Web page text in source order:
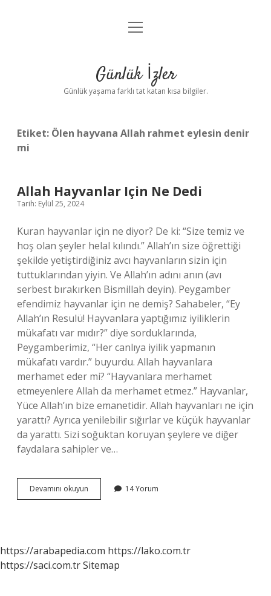
Anasayfa
Yasal Uyarı
menüyü
Günlük İzler
Günlük yaşama farklı tat katan kısa bilgiler.
Etiket: Ölen hayvana Allah rahmet eylesin denir
mi
Allah Hayvanlar Için Ne Dedi
Tarih: Eylül 25, 2024
Kuran hayvanlar için ne diyor? De ki: “Size temiz ve
hoş olan şeyler helal kılındı.” Allah’ın size öğrettiği
şekilde yetiştirdiğiniz avcı hayvanların sizin için
tuttuklarından yiyin. Ve Allah’ın adını anın (avı
serbest bırakırken Bismillah deyin). Peygamber
efendimiz hayvanlar için ne demiş? Sahabeler, “Ey
Allah’ın Resulü! Hayvanlara yaptığımız iyiliklerin
mükafatı var mıdır?” diye sorduklarında,
Peygamberimiz, “Her canlıya iyilik yapmanın
mükafatı vardır.” buyurdu. Allah hayvanlara
merhamet eder mi? “Hayvanlara merhamet
etmeyenlere Allah da merhamet etmez.” Hayvanlar,
Yüce Allah’ın bize emanetidir. Allah hayvanları ne için
yarattı? Ayrıca yenilebilir sığırlar ve küçük hayvanlar
da yarattı. Sizi soğuktan koruyan şeylere ve diğer
faydalara sahipler ve…
Devamını okuyun
Hayvanlar
14 Yorum
https://arabapedia.com https://lako.com.tr
https://saci.com.trSitemap